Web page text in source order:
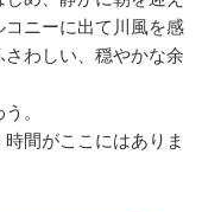
ニーに出て川風を感
わしい、穏やかな余
。
間がここにはありま